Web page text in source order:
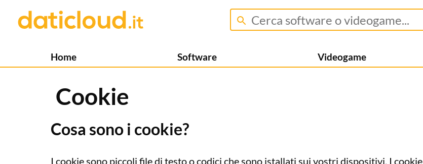
Home Software Videogame
Cookie
Cosa sono i cookie?
I cookie sono piccoli file di testo o codici che sono istallati sui vostri dispositivi. I cookie